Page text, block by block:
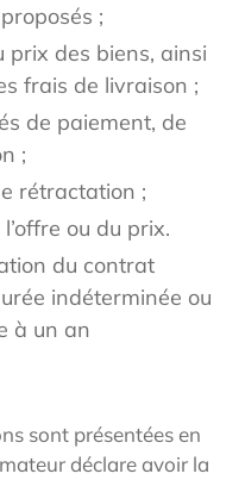
;
prix des biens, ainsi
frais de livraison ;
de paiement, de
;
rétractation ;
ou du prix.
du contrat
indéterminée ou
à un an
sont présentées en
déclare avoir la